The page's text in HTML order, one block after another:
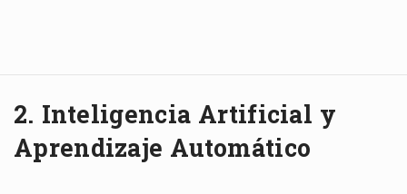
2. Inteligencia Artificial y
Aprendizaje Automático